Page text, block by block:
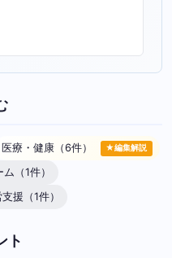
医療・健康（6件） ★編集解説
（1件）
援（1件）
ト